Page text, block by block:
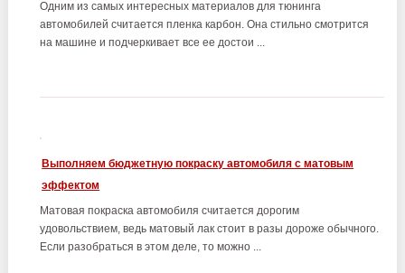
Одним из самых интересных материалов для тюнинга
автомобилей считается пленка карбон. Она стильно смотрится
на машине и подчеркивает все ее достои ...
Выполняем бюджетную покраску автомобиля с матовым
эффектом
Матовая покраска автомобиля считается дорогим
удовольствием, ведь матовый лак стоит в разы дороже обычного.
Если разобраться в этом деле, то можно ...